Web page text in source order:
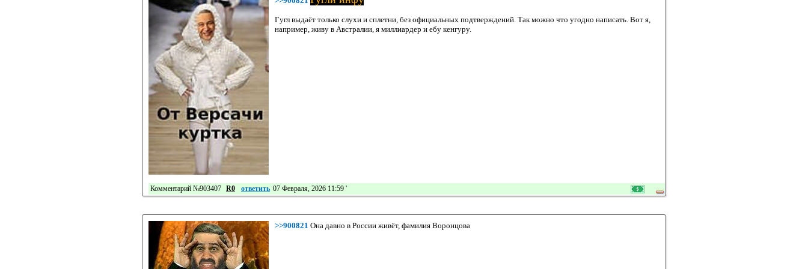
Гугл выдаёт только слухи и сплетни, без официальных подтверждений. Так можно что угодно написать. Вот я,
например, живу в Австралии, я миллиардер и ебу кенгуру.
Комментарий №903407 R0 ответить 07 Февраля, 2026 11:59 '
>>900821 Она давно в России живёт, фамилия Воронцова